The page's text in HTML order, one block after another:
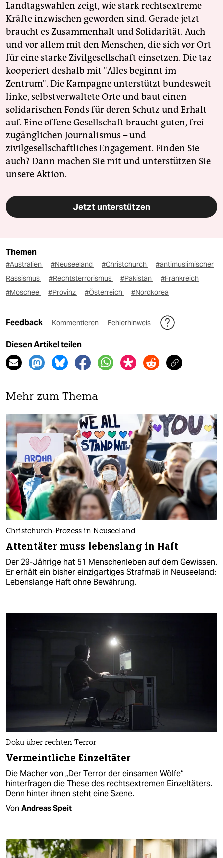
Landtagswahlen zeigt, wie stark rechtsextreme
Kräfte inzwischen geworden sind. Gerade jetzt
braucht es Zusammenhalt und Solidarität. Auch
und vor allem mit den Menschen, die sich vor Ort
für eine starke Zivilgesellschaft einsetzen. Die taz
kooperiert deshalb mit "Alles beginnt im
Zentrum". Die Kampagne unterstützt bundesweit
linke, selbstverwaltete Orte und baut einen
solidarischen Fonds für deren Schutz und Erhalt
auf. Eine offene Gesellschaft braucht guten, frei
zugänglichen Journalismus – und
zivilgesellschaftliches Engagement. Finden Sie
auch? Dann machen Sie mit und unterstützen Sie
unsere Aktion.
Jetzt unterstützen
Themen
#Australien #Neuseeland #Christchurch
#antimuslimischer
Rassismus
#Rechtsterrorismus #Pakistan
#Frankreich
#Moschee
#Provinz #Österreich #Nordkorea
Feedback Kommentieren Fehlerhinweis
Diesen Artikel teilen
Mehr zum Thema
Christchurch-Prozess in Neuseeland
Attentäter muss lebenslang in Haft
Der 29-Jährige hat 51 Menschenleben auf dem Gewissen.
Er erhält ein bisher einzigartiges Strafmaß in Neuseeland:
Lebenslange Haft ohne Bewährung.
Doku über rechten Terror
Vermeintliche Einzeltäter
Die Macher von „Der Terror der einsamen Wölfe“
hinterfragen die These des rechtsextremen Einzeltäters.
Denn hinter ihnen steht eine Szene.
Von Andreas Speit